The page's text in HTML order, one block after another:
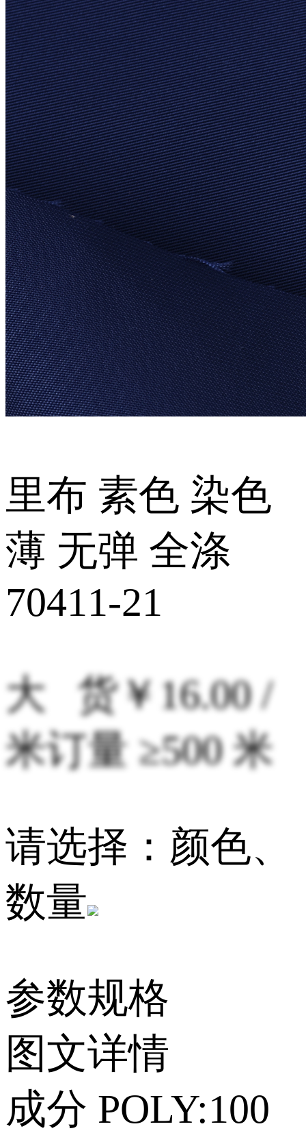
里布 素色 染色
薄 无弹 全涤
70411-21
大 货￥16.00 /
米订量 ≥500 米
请选择：颜色、
数量
参数规格
图文详情
成分 POLY:100